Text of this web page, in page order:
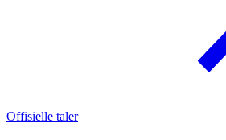
Offisielle taler